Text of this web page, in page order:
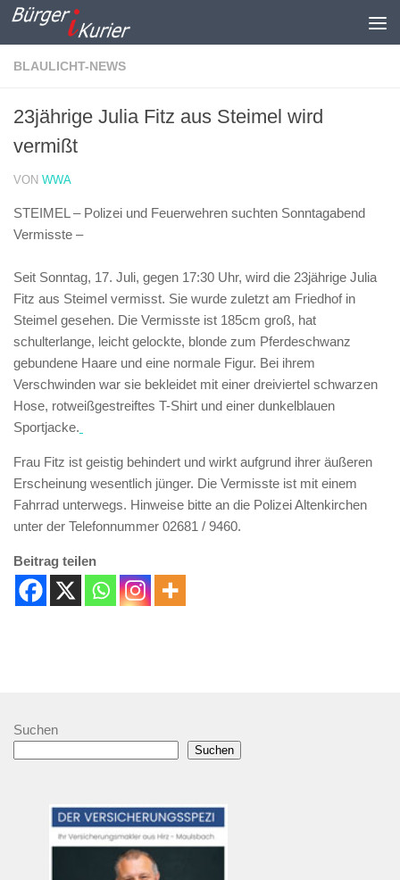
Zum Inhalt springen
BLAULICHT-NEWS
23jährige Julia Fitz aus Steimel wird
vermißt
VON WWA
STEIMEL – Polizei und Feuerwehren suchten Sonntagabend
Vermisste –
Seit Sonntag, 17. Juli, gegen 17:30 Uhr, wird die 23jährige Julia
Fitz aus Steimel vermisst. Sie wurde zuletzt am Friedhof in
Steimel gesehen. Die Vermisste ist 185cm groß, hat
schulterlange, leicht gelockte, blonde zum Pferdeschwanz
gebundene Haare und eine normale Figur. Bei ihrem
Verschwinden war sie bekleidet mit einer dreiviertel schwarzen
Hose, rotweißgestreiftes T-Shirt und einer dunkelblauen
Sportjacke.
Frau Fitz ist geistig behindert und wirkt aufgrund ihrer äußeren
Erscheinung wesentlich jünger. Die Vermisste ist mit einem
Fahrrad unterwegs. Hinweise bitte an die Polizei Altenkirchen
unter der Telefonnummer 02681 / 9460.
Beitrag teilen
Suchen
Suchen